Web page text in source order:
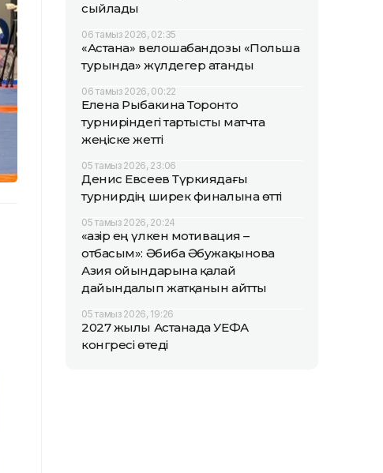
сыйлады
06 тамыз 2026, 02:35
«Астана» велошабандозы «Польша
турында» жүлдегер атанды
06 тамыз 2026, 00:22
Елена Рыбакина Торонто
турниріндегі тартысты матчта
жеңіске жетті
05 тамыз 2026, 23:06
Денис Евсеев Түркиядағы
турнирдің ширек финалына өтті
05 тамыз 2026, 20:24
«Қазір ең үлкен мотивация –
отбасым»: Әбиба Әбужақынова
Азия ойындарына қалай
дайындалып жатқанын айтты
05 тамыз 2026, 19:26
2027 жылы Астанада УЕФА
конгресі өтеді